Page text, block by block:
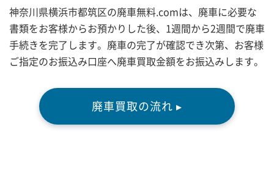
神奈川県横浜市都筑区の廃車無料.comは、廃車に必要な
書類をお客様からお預かりした後、1週間から2週間で廃車
手続きを完了します。廃車の完了が確認でき次第、お客様
ご指定のお振込み口座へ廃車買取金額をお振込みします。
廃車買取の流れ ▸